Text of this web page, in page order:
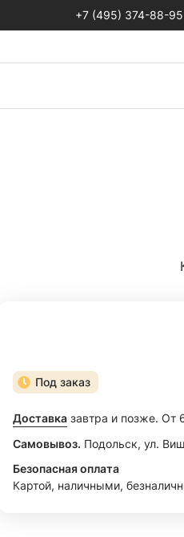
+7 (495) 374-88-95
Под заказ
Доставка завтра и позже. От
Самовывоз. Подольск, ул.
Безопасная оплата
Картой, наличными,